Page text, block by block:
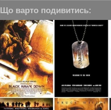
Що варто подивитись: